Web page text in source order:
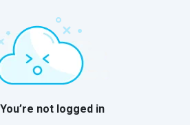
not logged in